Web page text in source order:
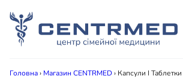
Головна› Магазин CENTRMED› Капсули І Таблетки